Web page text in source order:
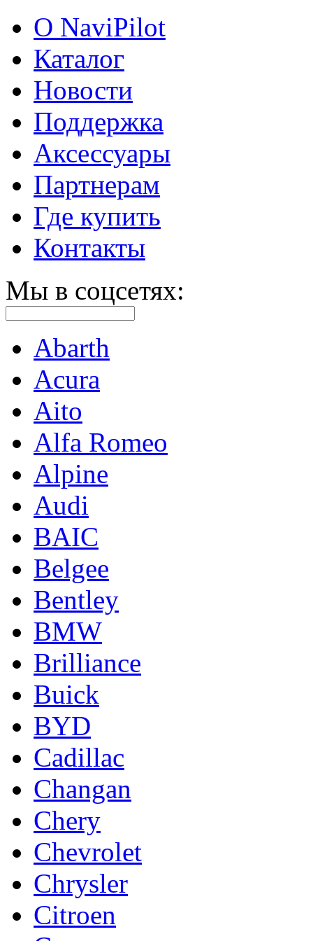
О NaviPilot
Каталог
Новости
Поддержка
Аксессуары
Партнерам
Где купить
Контакты
Мы в соцсетях:
Abarth
Acura
Aito
Alfa Romeo
Alpine
Audi
BAIC
Belgee
Bentley
BMW
Brilliance
Buick
BYD
Cadillac
Changan
Chery
Chevrolet
Chrysler
Citroen